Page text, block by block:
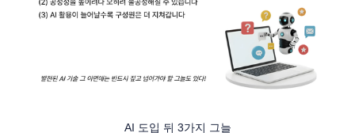
AI 도입 뒤 3가지 그늘